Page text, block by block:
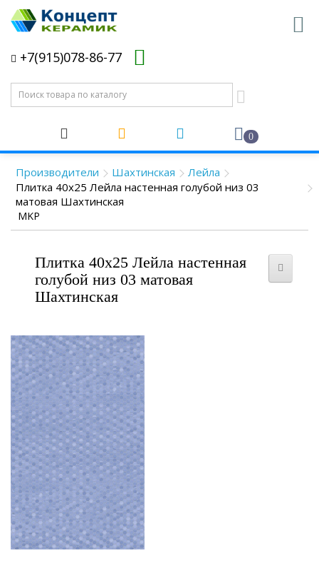
+7(915)078-86-77
0
Производители Шахтинская
Лейла
Плитка 40x25 Лейла настенная голубой низ 03
матовая Шахтинская
MKP
Плитка 40x25 Лейла настенная
голубой низ 03 матовая
Шахтинская